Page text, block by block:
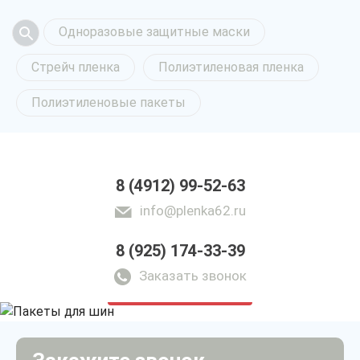
Одноразовые защитные маски
Стрейч пленка Полиэтиленовая пленка
Полиэтиленовые пакеты
8 (4912) 99-52-63
info@plenka62.ru
8 (925) 174-33-39
Заказать звонок
Пакеты для шин
в Рязани